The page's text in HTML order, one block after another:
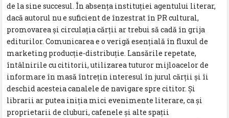
de la sine succesul. În absența instituției agentului literar,
dacă autorul nu e suficient de înzestrat în PR cultural,
promovarea și circulația cărții ar trebui să cadă în grija
editurilor. Comunicarea e o verigă esențială în fluxul de
marketing producție-distribuție. Lansările repetate,
întâlnirile cu cititorii, utilizarea tuturor mijloacelor de
informare în masă întrețin interesul în jurul cărții și îi
deschid acesteia canalele de navigare spre cititor. Și
librarii ar putea iniția mici evenimente literare, ca și
proprietarii de cluburi, cafenele și alte spații